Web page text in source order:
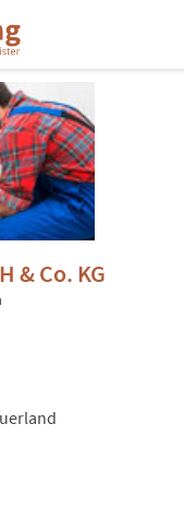
& Co. KG